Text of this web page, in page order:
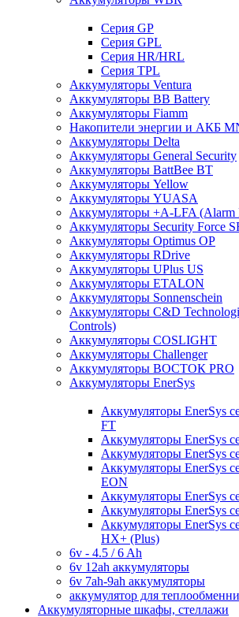
Cерия GP
Серия GPL
Серия HR/HRL
Серия TPL
Аккумуляторы Ventura
Аккумуляторы BB Battery
Аккумуляторы Fiamm
Накопители энергии и АКБ
Аккумуляторы Delta
Аккумуляторы General Security
Аккумуляторы BattBee BT
Аккумуляторы Yellow
Аккумуляторы YUASA
Аккумуляторы +A-LFA (Alarm
Аккумуляторы Security Force
Аккумуляторы Optimus OP
Аккумуляторы RDrive
Аккумуляторы UPlus US
Аккумуляторы ETALON
Аккумуляторы Sonnenschein
Аккумуляторы С&D
Controls)
Аккумуляторы COSLIGHT
Аккумуляторы Challenger
Аккумуляторы ВОСТОК PRO
Аккумуляторы EnerSys
Аккумуляторы EnerSys
FT
Аккумуляторы EnerSys
Аккумуляторы EnerSys
Аккумуляторы EnerSys
EON
Аккумуляторы EnerSys
Аккумуляторы EnerSys
Аккумуляторы EnerSys
HX+ (Plus)
6v - 4.5 / 6 Ah
6v 12ah аккумуляторы
6v 7ah-9ah аккумуляторы
аккумулятор для
Аккумуляторные шкафы, стеллажи